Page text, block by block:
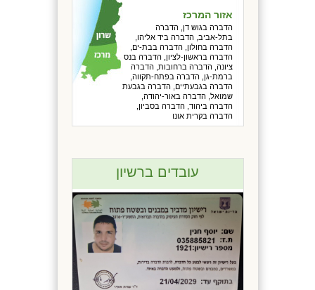
אזור המרכז
הדברה בגוש דן, הדברה
בתל-אביב, הדברה ביד אליהו,
הדברה בחולון, הדברה בבת-ים,
הדברה בראשון-לציון, הדברה בנס
ציונה, הדברה ברחובות, הדברה
ברמת-גן, הדברה בפתח-תקווה,
הדברה בגבעתיים, הדברה בגבעת
שמואל, הדברה באור-יהודה,
הדברה ביהוד, הדברה בסביון,
הדברה בקרית אונו
עובדים ברשיון